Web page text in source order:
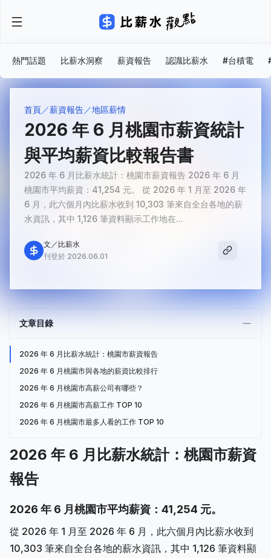
熱門話題 比薪水洞察 薪資報告 認識比薪水 #台積電
首頁 薪資報告 地區薪情
2026 年 6 月桃園市薪資統計
與平均薪資比較報告書
2026 年 6 月比薪水統計：桃園市薪資報告 2026 年 6 月
桃園市平均薪資：41,254 元。 從 2026 年 1 月至 2026 年
6 月，此六個月內比薪水收到 10,303 筆來自全台各地的薪
水資訊，其中 1,126 筆資料顯示工作地在...
文／比薪水
刊登於 2026.06.01
文章目錄
2026 年 6 月比薪水統計：桃園市薪資報告
2026 年 6 月桃園市與各地的薪資比較排行
2026 年 6 月桃園市高薪公司有哪些？
2026 年 6 月桃園市高薪工作 TOP 10
2026 年 6 月桃園市最多人看的工作 TOP 10
2026 年 6 月比薪水統計：桃園市薪資
報告
2026 年 6 月桃園市平均薪資：41,254 元。
從 2026 年 1 月至 2026 年 6 月，此六個月內比薪水收到
10,303 筆來自全台各地的薪水資訊，其中 1,126 筆資料顯